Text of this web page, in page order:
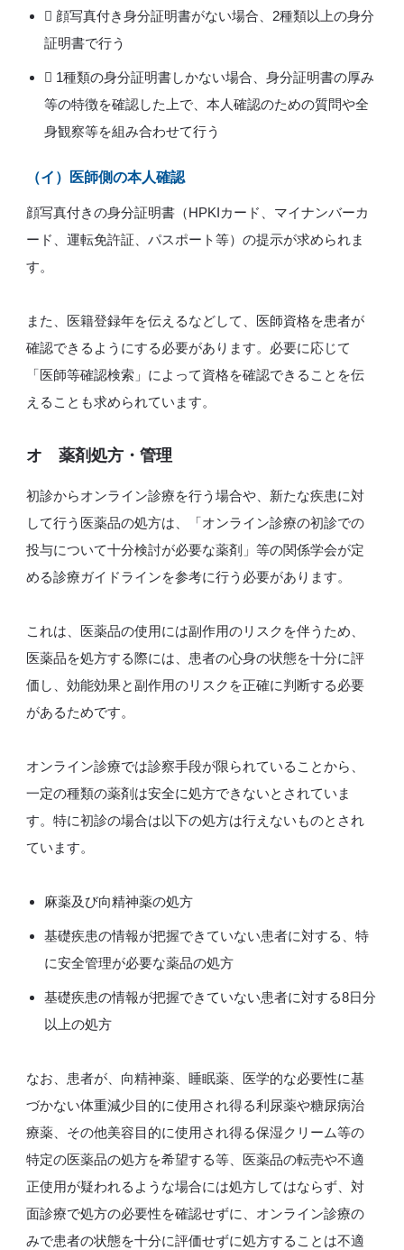
 顔写真付き身分証明書がない場合、2種類以上の身分
証明書で行う
 1種類の身分証明書しかない場合、身分証明書の厚み
等の特徴を確認した上で、本人確認のための質問や全
身観察等を組み合わせて行う
（イ）医師側の本人確認
顔写真付きの身分証明書（HPKIカード、マイナンバーカ
ード、運転免許証、パスポート等）の提示が求められま
す。
また、医籍登録年を伝えるなどして、医師資格を患者が
確認できるようにする必要があります。必要に応じて
「医師等確認検索」によって資格を確認できることを伝
えることも求められています。
オ 薬剤処方・管理
初診からオンライン診療を行う場合や、新たな疾患に対
して行う医薬品の処方は、「オンライン診療の初診での
投与について十分検討が必要な薬剤」等の関係学会が定
める診療ガイドラインを参考に行う必要があります。
これは、医薬品の使用には副作用のリスクを伴うため、
医薬品を処方する際には、患者の心身の状態を十分に評
価し、効能効果と副作用のリスクを正確に判断する必要
があるためです。
オンライン診療では診察手段が限られていることから、
一定の種類の薬剤は安全に処方できないとされていま
す。特に初診の場合は以下の処方は行えないものとされ
ています。
麻薬及び向精神薬の処方
基礎疾患の情報が把握できていない患者に対する、特
に安全管理が必要な薬品の処方
基礎疾患の情報が把握できていない患者に対する8日分
以上の処方
なお、患者が、向精神薬、睡眠薬、医学的な必要性に基
づかない体重減少目的に使用され得る利尿薬や糖尿病治
療薬、その他美容目的に使用され得る保湿クリーム等の
特定の医薬品の処方を希望する等、医薬品の転売や不適
正使用が疑われるような場合には処方してはならず、対
面診療で処方の必要性を確認せずに、オンライン診療の
みで患者の状態を十分に評価せずに処方することは不適